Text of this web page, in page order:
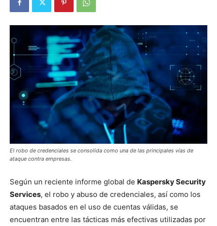
El robo de credenciales se consolida como una de las principales vías de
ataque contra empresas.
Según un reciente informe global de Kaspersky Security
Services, el robo y abuso de credenciales, así como los
ataques basados en el uso de cuentas válidas, se
encuentran entre las tácticas más efectivas utilizadas por